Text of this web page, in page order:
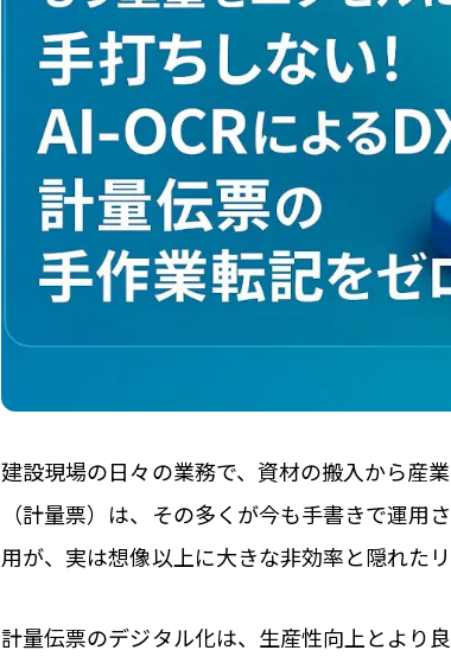
建設現場の日々の業務で、資材の搬入から産
（計量票）は、その多くが今も手書きで運用
用が、実は想像以上に大きな非効率と隠れた
計量伝票のデジタル化は、生産性向上とより